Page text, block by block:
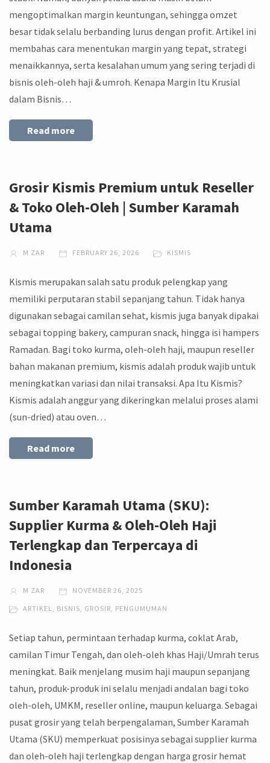
mengoptimalkan margin keuntungan, sehingga omzet
besar tidak selalu berbanding lurus dengan profit. Artikel ini
membahas cara menentukan margin yang tepat, strategi
menaikkannya, serta kesalahan umum yang sering terjadi di
bisnis oleh-oleh haji & umroh. Kenapa Margin Itu Krusial
dalam Bisnis…
Read more
Grosir Kismis Premium untuk Reseller
& Toko Oleh-Oleh | Sumber Karamah
Utama
M ZAR FEBRUARY 26, 2026 KISMIS
Kismis merupakan salah satu produk pelengkap yang
memiliki perputaran stabil sepanjang tahun. Tidak hanya
digunakan sebagai camilan sehat, kismis juga banyak dipakai
sebagai topping bakery, campuran snack, hingga isi hampers
Ramadan. Bagi toko kurma, oleh-oleh haji, maupun reseller
bahan makanan premium, kismis adalah produk wajib untuk
meningkatkan variasi dan nilai transaksi. Apa Itu Kismis?
Kismis adalah anggur yang dikeringkan melalui proses alami
(sun-dried) atau oven…
Read more
Sumber Karamah Utama (SKU):
Supplier Kurma & Oleh-Oleh Haji
Terlengkap dan Terpercaya di
Indonesia
M ZAR NOVEMBER 26, 2025
ARTIKEL, BISNIS, GROSIR, PENGUMUMAN
Setiap tahun, permintaan terhadap kurma, coklat Arab,
camilan Timur Tengah, dan oleh-oleh khas Haji/Umrah terus
meningkat. Baik menjelang musim haji maupun sepanjang
tahun, produk-produk ini selalu menjadi andalan bagi toko
oleh-oleh, UMKM, reseller online, maupun keluarga. Sebagai
pusat grosir yang telah berpengalaman, Sumber Karamah
Utama (SKU) memperkuat posisinya sebagai supplier kurma
dan oleh-oleh haji terlengkap dengan harga grosir hemat